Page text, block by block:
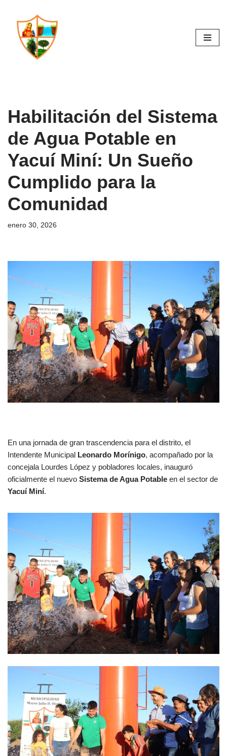
Saltar
contenido
Habilitación del Sistema
de Agua Potable en
Yacuí Miní: Un Sueño
Cumplido para la
Comunidad
enero 30, 2026
En una jornada de gran trascendencia para el distrito, el
Intendente Municipal Leonardo Morínigo, acompañado por la
concejala Lourdes López y pobladores locales, inauguró
oficialmente el nuevo Sistema de Agua Potable en el sector de
Yacuí Miní.